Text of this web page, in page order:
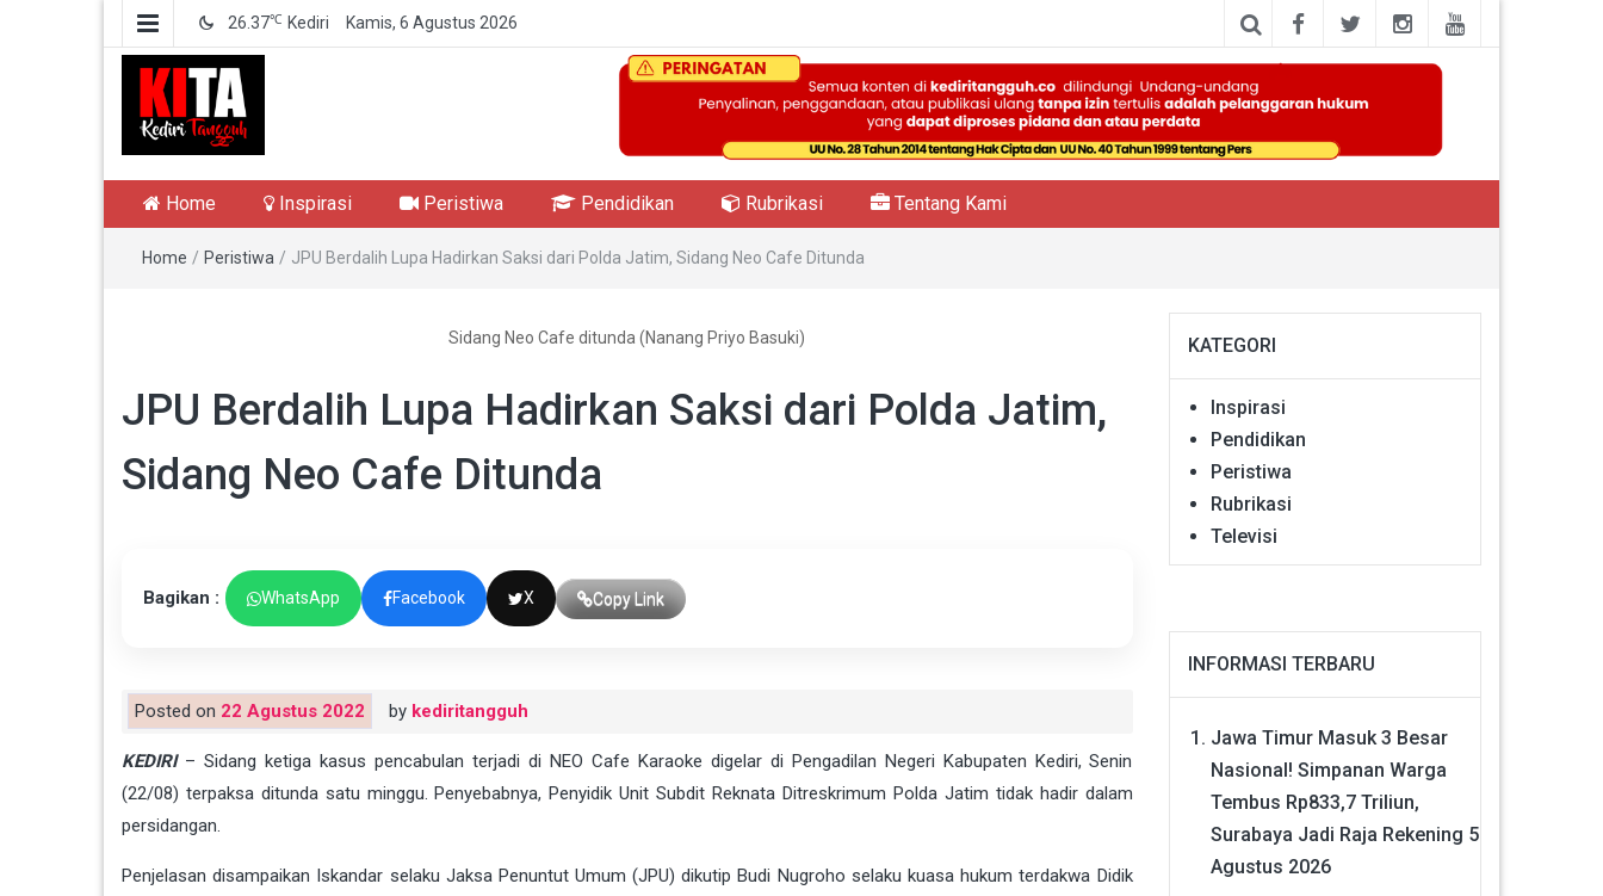
26.37℃ Kediri Kamis, 6 Agustus 2026
Kediri Tangguh
Home Inspirasi Peristiwa Pendidikan Rubrikasi Tentang Kami
Home / Peristiwa / JPU Berdalih Lupa Hadirkan Saksi dari Polda Jatim, Sidang Neo Cafe Ditunda
Sidang Neo Cafe ditunda (Nanang Priyo Basuki)
JPU Berdalih Lupa Hadirkan Saksi dari Polda Jatim,
Sidang Neo Cafe Ditunda
Bagikan : WhatsApp Facebook X Copy Link
Posted on 22 Agustus 2022 by kediritangguh
KEDIRI– Sidang ketiga kasus pencabulan terjadi di NEO Cafe Karaoke digelar di Pengadilan Negeri Kabupaten Kediri, Senin
(22/08) terpaksa ditunda satu minggu. Penyebabnya, Penyidik Unit Subdit Reknata Ditreskrimum Polda Jatim tidak hadir dalam
persidangan.
Penjelasan disampaikan Iskandar selaku Jaksa Penuntut Umum (JPU) dikutip Budi Nugroho selaku kuasa hukum terdakwa Didik
KATEGORI
Inspirasi
Pendidikan
Peristiwa
Rubrikasi
Televisi
INFORMASI TERBARU
Jawa Timur Masuk 3 Besar
Nasional! Simpanan Warga
Tembus Rp833,7 Triliun,
Surabaya Jadi Raja Rekening 5
Agustus 2026